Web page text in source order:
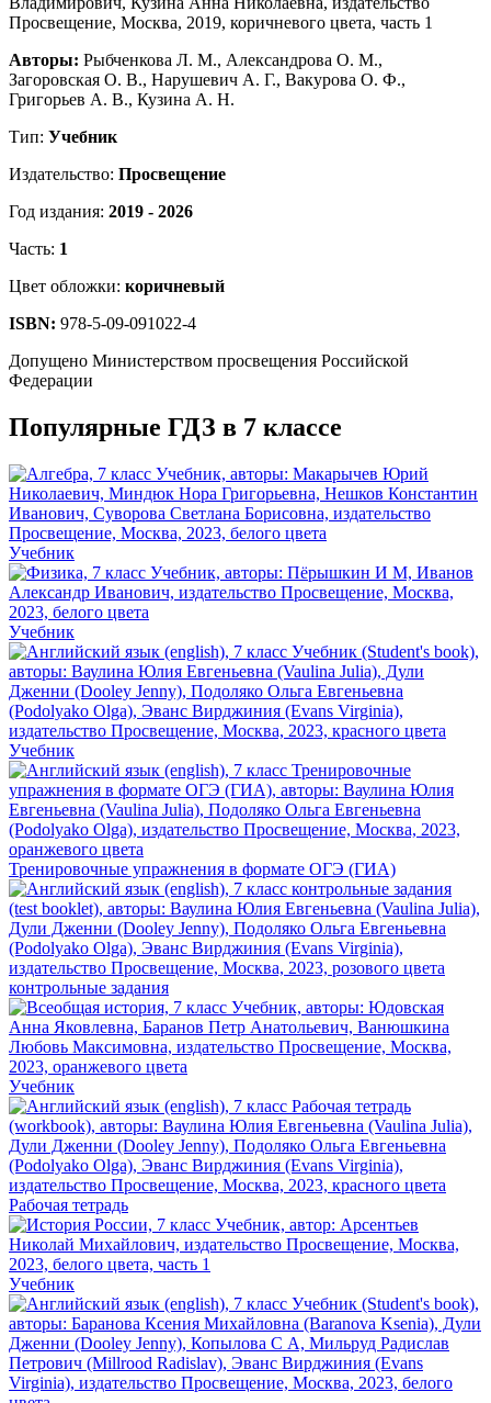
Авторы: Рыбченкова Л. М., Александрова О. М.,
Загоровская О. В., Нарушевич А. Г., Вакурова О. Ф.,
Григорьев А. В., Кузина А. Н.
Тип: Учебник
Издательство: Просвещение
Год издания: 2019 - 2026
Часть: 1
Цвет обложки: коричневый
ISBN: 978-5-09-091022-4
Допущено Министерством просвещения Российской
Федерации
Популярные ГДЗ в 7 классе
Учебник
Учебник
Учебник
Тренировочные упражнения в формате ОГЭ (ГИА)
контрольные задания
Учебник
Рабочая тетрадь
Учебник